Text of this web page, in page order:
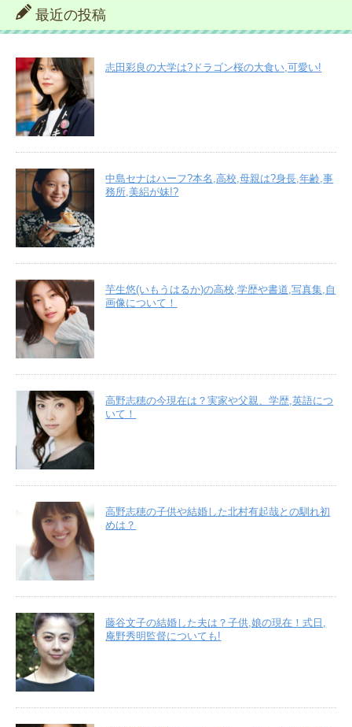
最近の投稿
志田彩良の大学は?ドラゴン桜の大食い,可愛い!
中島セナはハーフ?本名,高校,母親は?身長,年齢,事
務所,美絽が妹!?
芋生悠(いもうはるか)の高校,学歴や書道,写真集,自
画像について！
高野志穂の今現在は？実家や父親、学歴,英語につ
いて！
高野志穂の子供や結婚した北村有起哉との馴れ初
めは？
藤谷文子の結婚した夫は？子供,娘の現在！式日,
庵野秀明監督についても!